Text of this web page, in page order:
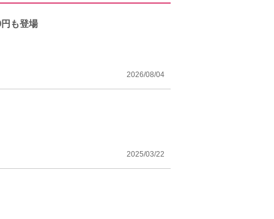
も登場
2026/08/04
2025/03/22